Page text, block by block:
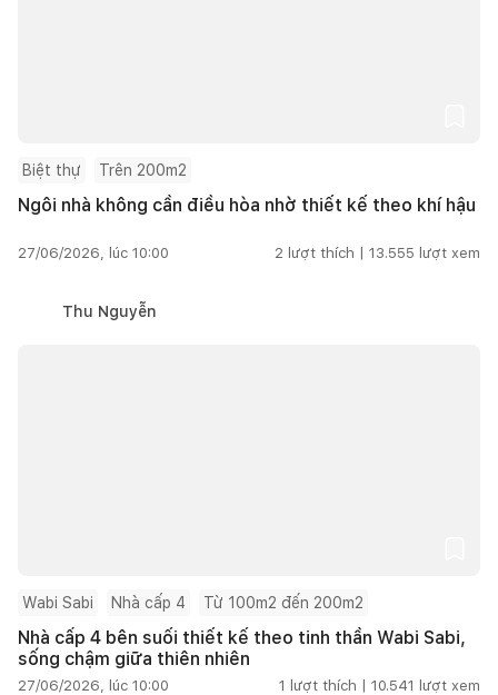
Biệt thự Trên 200m2
Ngôi nhà không cần điều hòa nhờ thiết kế theo khí hậu
27/06/2026, lúc 10:00 2 lượt thích | 13.555 lượt xem
Thu Nguyễn
Wabi Sabi Nhà cấp 4 Từ 100m2 đến 200m2
Nhà cấp 4 bên suối thiết kế theo tinh thần Wabi Sabi,
sống chậm giữa thiên nhiên
27/06/2026, lúc 10:00 1 lượt thích | 10.541 lượt xem